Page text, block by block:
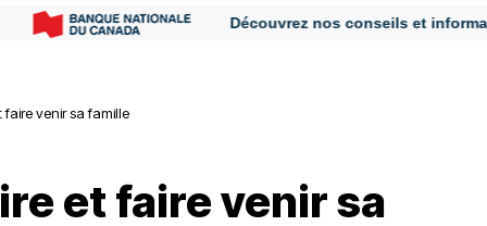
Découvrez nos conseils et
faire venir sa famille
et faire venir sa